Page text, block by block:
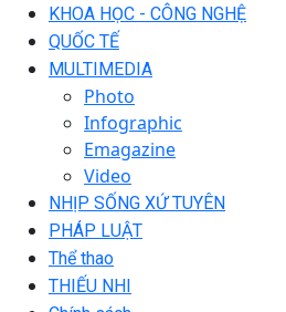
KHOA HỌC - CÔNG NGHỆ
QUỐC TẾ
MULTIMEDIA
Photo
Infographic
Emagazine
Video
NHỊP SỐNG XỨ TUYÊN
PHÁP LUẬT
Thể thao
THIẾU NHI